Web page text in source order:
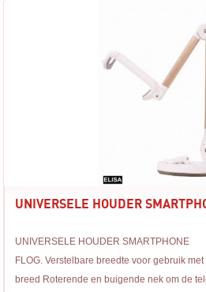
UNIVERSELE HOUDER
UNIVERSELE HOUDER SMARTPHONE
FLOG. Verstelbare breedte voor gebruik
breed Roterende en buigende nek om de